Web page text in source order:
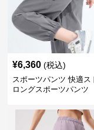
¥6,360 (税込)
スポーツパンツ 快適ス
ロングスポーツパンツ